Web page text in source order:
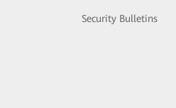
Security Bulletins